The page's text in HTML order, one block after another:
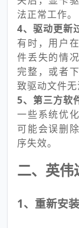
法正常工作。
4、驱动更新
有时，用户
件丢失的情
完整，或者
致驱动文件无
5、第三方软
一些系统优
可能会误删
序失效。
二、英伟
1、重新安